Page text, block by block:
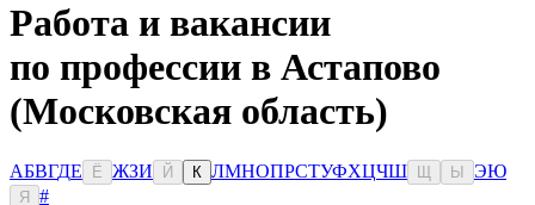
Работа и вакансии
по профессии в Астапово
(Московская область)
АБВГДЕ Ё ЖЗИ Й К ЛМНОПРСТУФХЦЧШ Ы ЭЮ
Я
#